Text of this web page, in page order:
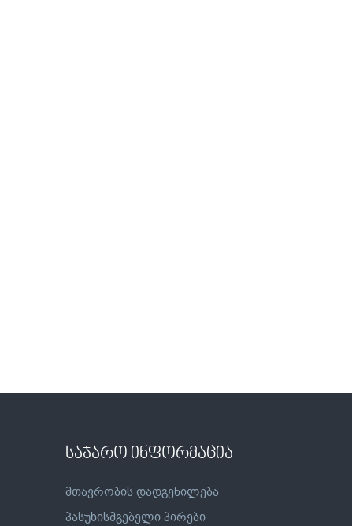
საჯარო ინფორმაცია
მთავრობის დადგენილება
პასუხისმგებელი პირები